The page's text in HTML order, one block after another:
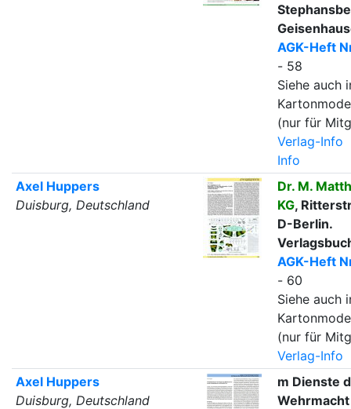
AGK-Heft
- 58
Siehe auch
(nur für
Verlag-Info
Info
Axel Huppers
Duisburg, Deutschland
Dr. M.
KG,
D-Berlin.
AGK-Heft
- 60
Siehe auch
(nur für
Verlag-Info
Axel Huppers
Duisburg, Deutschland
m Dienste